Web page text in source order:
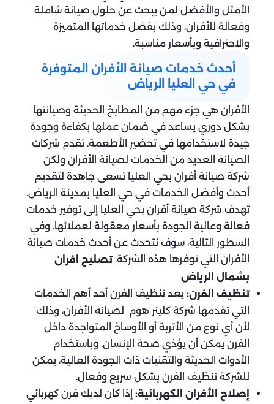
الأمثل والأفضل لمن يبحث عن حلول صيانة شاملة
وفعالة للأفران، وذلك بفضل خدماتها المتميزة
والاحترافية وبأسعار مناسبة.
أحدث خدمات صيانة الأفران المتوفرة
في حي العليا الرياض
الأفران هي جزء مهم من المطابخ الحديثة وصيانتها
بشكل دوري يساعد في ضمان عملها بكفاءة وجودة
جيدة لاستخدامها في تحضير الأطعمة. تقدم شركات
الصيانة العديد من الخدمات لصيانة الأفران ولكن
شركة صيانة أفران بحي العليا تسعى جاهدة لتقديم
أحدث وأفضل الخدمات في حي العليا بمدينة الرياض.
تهدف شركة صيانة أفران بحي العليا إلى توفير خدمات
فعالة وعالية الجودة بأسعار معقولة لعملائها. وفي
السطور التالية، سوف نتحدث عن أحدث خدمات صيانة
الأفران التي توفرها هذه الشركة. تصليح افران
بشمال الرياض
تنظيف الفرن: يعد تنظيف الفرن أحد أهم الخدمات
التي تقدمها شركة كلينر هوم لصيانة الأفران، وذلك
لأن أي نوع من الأتربة أو الأوساخ المتواجدة داخل
الفرن يمكن أن يؤذي صحة الإنسان. وباستخدام
الأدوات الحديثة والتقنيات ذات الجودة العالية، يمكن
للشركة تنظيف الفرن بشكل سريع وفعال.
إصلاح الأفران الكهربائية: إذا كان لديك فرن كهربائي